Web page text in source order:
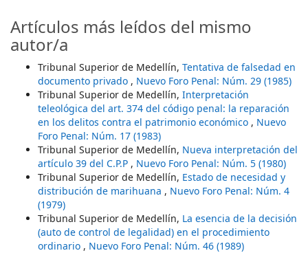
Artículos más leídos del mismo
autor/a
Tribunal Superior de Medellín, Tentativa de falsedad en
documento privado , Nuevo Foro Penal: Núm. 29 (1985)
Tribunal Superior de Medellín, Interpretación
teleológica del art. 374 del código penal: la reparación
en los delitos contra el patrimonio económico , Nuevo
Foro Penal: Núm. 17 (1983)
Tribunal Superior de Medellín, Nueva interpretación del
artículo 39 del C.P.P , Nuevo Foro Penal: Núm. 5 (1980)
Tribunal Superior de Medellín, Estado de necesidad y
distribución de marihuana , Nuevo Foro Penal: Núm. 4
(1979)
Tribunal Superior de Medellín, La esencia de la decisión
(auto de control de legalidad) en el procedimiento
ordinario , Nuevo Foro Penal: Núm. 46 (1989)